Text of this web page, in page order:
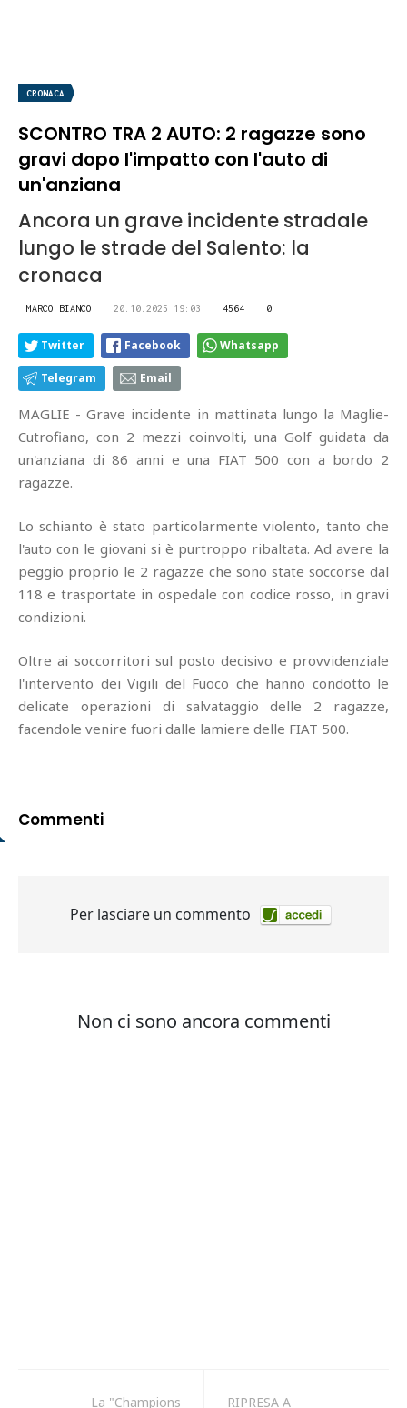
CRONACA
SCONTRO TRA 2 AUTO: 2 ragazze sono
gravi dopo l'impatto con l'auto di
un'anziana
Ancora un grave incidente stradale
lungo le strade del Salento: la
cronaca
MARCO BIANCO 20.10.2025 19:03 4564 0
Twitter Facebook Whatsapp
Telegram Email
MAGLIE - Grave incidente in mattinata lungo la Maglie-
Cutrofiano, con 2 mezzi coinvolti, una Golf guidata da
un'anziana di 86 anni e una FIAT 500 con a bordo 2
ragazze.
Lo schianto è stato particolarmente violento, tanto che
l'auto con le giovani si è purtroppo ribaltata. Ad avere la
peggio proprio le 2 ragazze che sono state soccorse dal
118 e trasportate in ospedale con codice rosso, in gravi
condizioni.
Oltre ai soccorritori sul posto decisivo e provvidenziale
l'intervento dei Vigili del Fuoco che hanno condotto le
delicate operazioni di salvataggio delle 2 ragazze,
facendole venire fuori dalle lamiere delle FIAT 500.
Commenti
La "Champions RIPRESA A